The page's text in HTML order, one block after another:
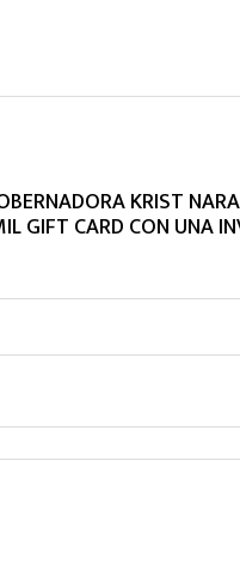
KRIST
GIFT CARD CON UNA